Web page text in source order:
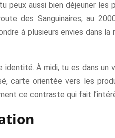
peux aussi bien déjeuner les
des Sanguinaires, au
à plusieurs envies dans
À midi, tu es dans
carte orientée vers les
ce contraste qui fait